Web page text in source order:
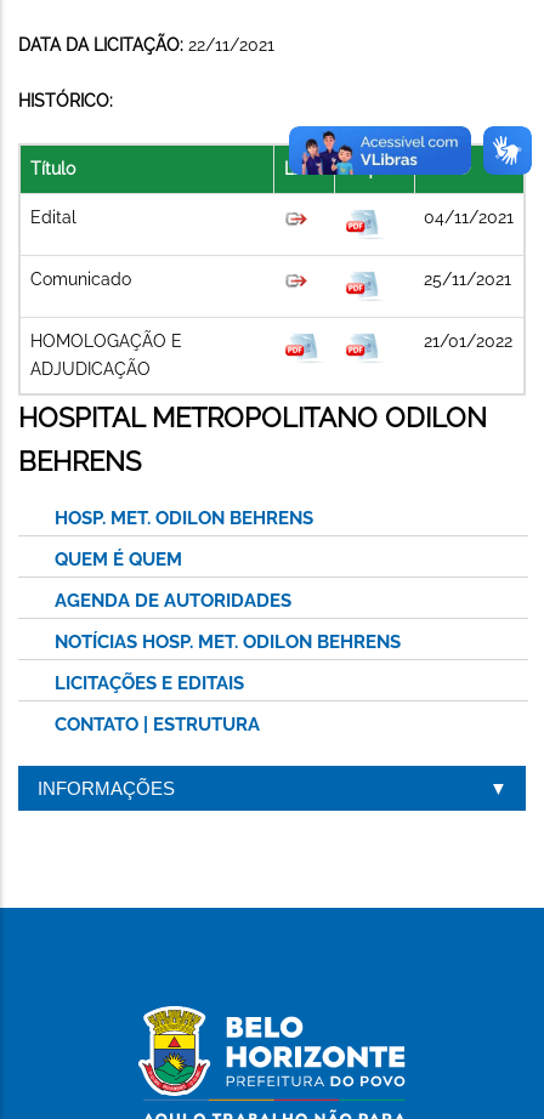
DATA DA LICITAÇÃO: 22/11/2021
HISTÓRICO:
Título Link Arquivo
Edital 04/11/2021
Comunicado 25/11/2021
HOMOLOGAÇÃO E
ADJUDICAÇÃO
21/01/2022
HOSPITAL METROPOLITANO ODILON
BEHRENS
HOSP. MET. ODILON BEHRENS
QUEM É QUEM
AGENDA DE AUTORIDADES
NOTÍCIAS HOSP. MET. ODILON BEHRENS
LICITAÇÕES E EDITAIS
CONTATO | ESTRUTURA
INFORMAÇÕES